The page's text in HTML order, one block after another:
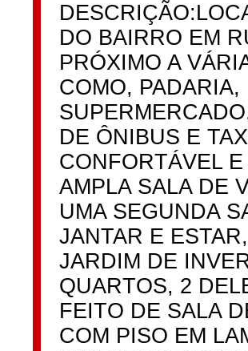
DO BAIRRO EM
PRÓXIMO A
COMO, PADARIA,
DE ÔNIBUS E
CONFORTÁVEL
AMPLA SALA DE
UMA SEGUNDA
JANTAR E
JARDIM DE
QUARTOS, 2
FEITO DE SALA
COM PISO EM